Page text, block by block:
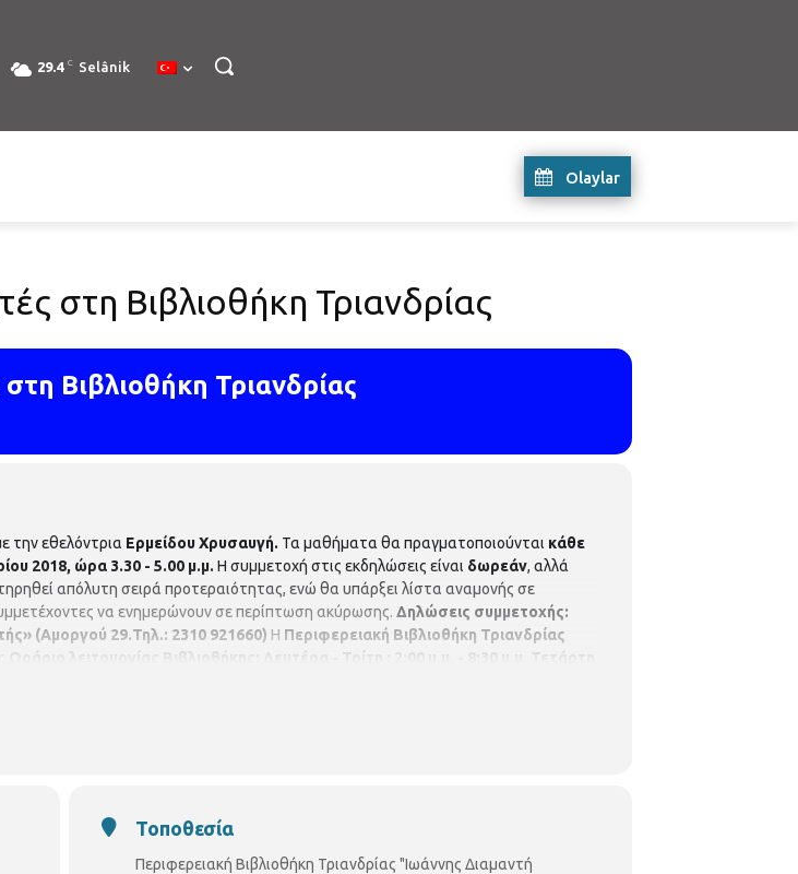
29.4 C Selânik
Olaylar
στη Βιβλιοθήκη Τριανδρίας
Βιβλιοθήκη Τριανδρίας
την εθελόντρια Ερμείδου Χρυσαυγή. Τα μαθήματα θα πραγματοποιούνται κάθε
2018, ώρα 3.30 - 5.00 μ.μ. Η συμμετοχή στις εκδηλώσεις είναι δωρεάν, αλλά
απόλυτη σειρά προτεραιότητας, ενώ θα υπάρξει λίστα αναμονής σε
να ενημερώνουν σε περίπτωση ακύρωσης. Δηλώσεις συμμετοχής:
(Αμοργού 29.Τηλ.: 2310 921660) Η Περιφερειακή Βιβλιοθήκη Τριανδρίας
Ωράριο λειτουργίας Βιβλιοθήκης: Δευτέρα - Τρίτη : 2:00 μ.μ. - 8:30 μ.μ. Τετάρτη
Τοποθεσία
Περιφερειακή Βιβλιοθήκη Τριανδρίας "Ιωάννης Διαμαντή